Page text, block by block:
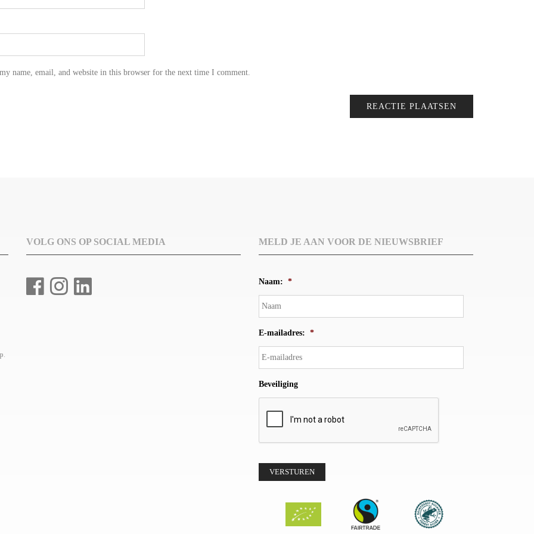
name, email, and website in this browser for the next time I comment.
.
VOLG ONS OP SOCIAL MEDIA MELD JE AAN VOOR DE NIEUWSBRIEF
Naam: *
E-mailadres: *
Beveiliging
VERSTUREN